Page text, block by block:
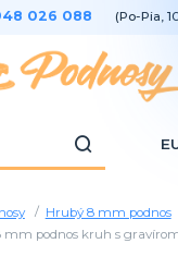
026 088 (Po-Pia,
Hrubý 8 mm podnos
mm podnos kruh s